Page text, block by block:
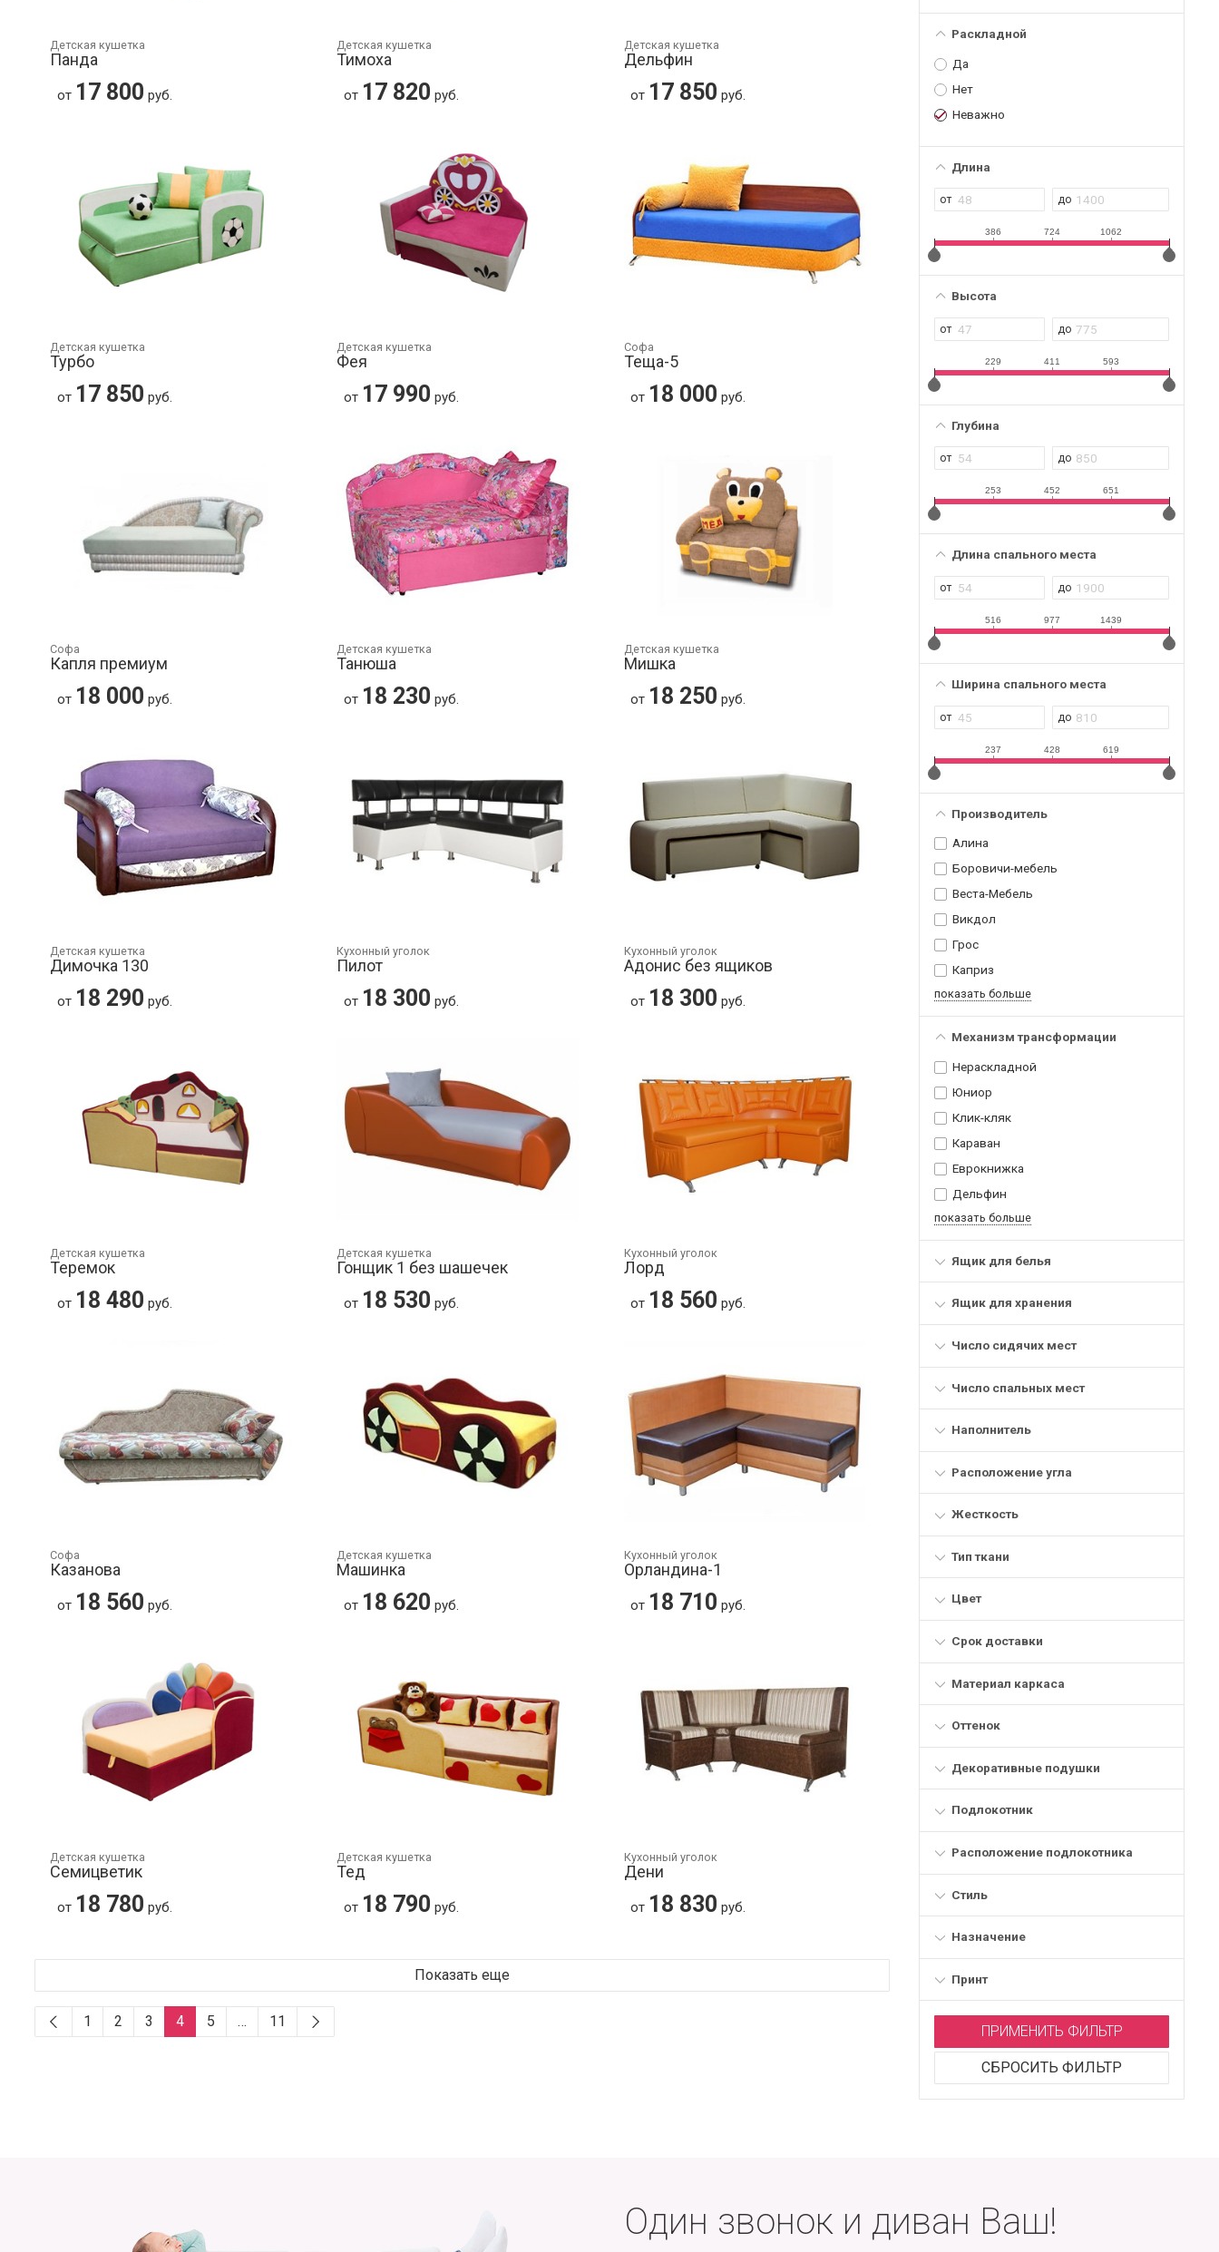
Раскладной
Да
Нет
Неважно
Длина
386 724 1062
Высота
229 411 593
Глубина
253 452 651
Длина спального места
516 977 1439
Ширина спального места
237 428 619
Производитель
Алина
Боровичи-мебель
Веста-Мебель
Викдол
Грос
Каприз
показать больше
Механизм трансформации
Нераскладной
Юниор
Клик-кляк
Караван
Еврокнижка
Дельфин
показать больше
Ящик для белья
Ящик для хранения
Число сидячих мест
Число спальных мест
Наполнитель
Расположение угла
Жесткость
Тип ткани
Цвет
Срок доставки
Материал каркаса
Оттенок
Декоративные подушки
Подлокотник
Расположение подлокотника
Стиль
Назначение
Принт
ПРИМЕНИТЬ ФИЛЬТР
СБРОСИТЬ ФИЛЬТР
Детская кушетка
Панда
от 17 800 руб.
Детская кушетка
Тимоха
от 17 820 руб.
Детская кушетка
Дельфин
от 17 850 руб.
Детская кушетка
Турбо
от 17 850 руб.
Детская кушетка
Фея
от 17 990 руб.
Софа
Теща-5
от 18 000 руб.
Софа
Капля премиум
от 18 000 руб.
Детская кушетка
Танюша
от 18 230 руб.
Детская кушетка
Мишка
от 18 250 руб.
Детская кушетка
Димочка 130
от 18 290 руб.
Кухонный уголок
Пилот
от 18 300 руб.
Кухонный уголок
Адонис без ящиков
от 18 300 руб.
Детская кушетка
Теремок
от 18 480 руб.
Детская кушетка
Гонщик 1 без шашечек
от 18 530 руб.
Кухонный уголок
Лорд
от 18 560 руб.
Софа
Казанова
от 18 560 руб.
Детская кушетка
Машинка
от 18 620 руб.
Кухонный уголок
Орландина-1
от 18 710 руб.
Детская кушетка
Семицветик
от 18 780 руб.
Детская кушетка
Тед
от 18 790 руб.
Кухонный уголок
Дени
от 18 830 руб.
Показать еще
1 2 3 4 5 … 11
Один звонок и диван Ваш!